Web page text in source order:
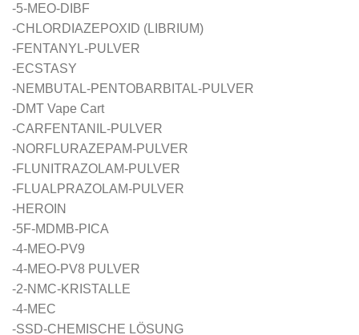
-5-MEO-DIBF
-CHLORDIAZEPOXID (LIBRIUM)
-FENTANYL-PULVER
-ECSTASY
-NEMBUTAL-PENTOBARBITAL-PULVER
-DMT Vape Cart
-CARFENTANIL-PULVER
-NORFLURAZEPAM-PULVER
-FLUNITRAZOLAM-PULVER
-FLUALPRAZOLAM-PULVER
-HEROIN
-5F-MDMB-PICA
-4-MEO-PV9
-4-MEO-PV8 PULVER
-2-NMC-KRISTALLE
-4-MEC
-SSD-CHEMISCHE LÖSUNG